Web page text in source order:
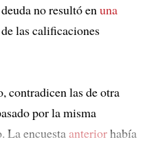
no resultó en una
las calificaciones
contradicen las de otra
por la misma
La encuesta anteriorhabía